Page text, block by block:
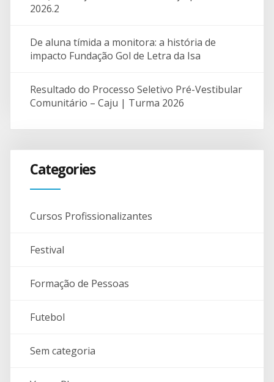
2026.2
De aluna tímida a monitora: a história de
impacto Fundação Gol de Letra da Isa
Resultado do Processo Seletivo Pré-Vestibular
Comunitário – Caju | Turma 2026
Categories
Cursos Profissionalizantes
Festival
Formação de Pessoas
Futebol
Sem categoria